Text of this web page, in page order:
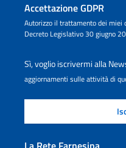
Accettazione GDPR
Autorizzo il trattamento dei miei
Decreto Legislativo 30 giugno
Sì, voglio iscrivermi alla
aggiornamenti sulle attività di